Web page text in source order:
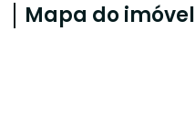
Mapa do imóvel